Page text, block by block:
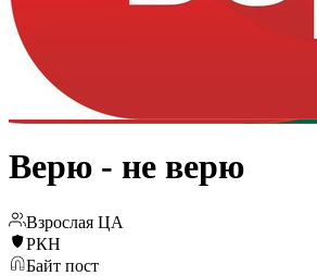
Верю - не верю
Взрослая ЦА
РКН
Байт пост